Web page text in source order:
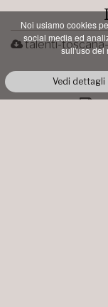
talenti-
Noi usiamo cookies
social media ed
sull'uso del
Vedi dettagli